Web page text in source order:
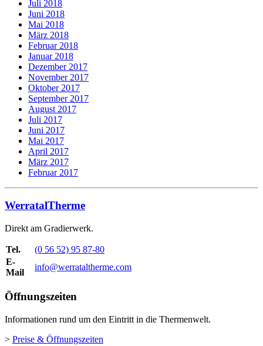
Juli 2018
Juni 2018
Mai 2018
März 2018
Februar 2018
Januar 2018
Dezember 2017
November 2017
Oktober 2017
September 2017
August 2017
Juli 2017
Juni 2017
Mai 2017
April 2017
März 2017
Februar 2017
WerratalTherme
Direkt am Gradierwerk.
Tel.
(0 56 52) 95 87-80
E-
Mail
info@werrataltherme.com
Öffnungszeiten
Informationen rund um den Eintritt in die Thermenwelt.
> Preise & Öffnungszeiten